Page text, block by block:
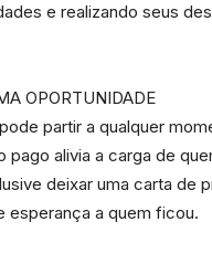
e realizando seus
OPORTUNIDADE
partir a qualquer
alivia a carga de
deixar uma carta de
esperança a quem ficou.